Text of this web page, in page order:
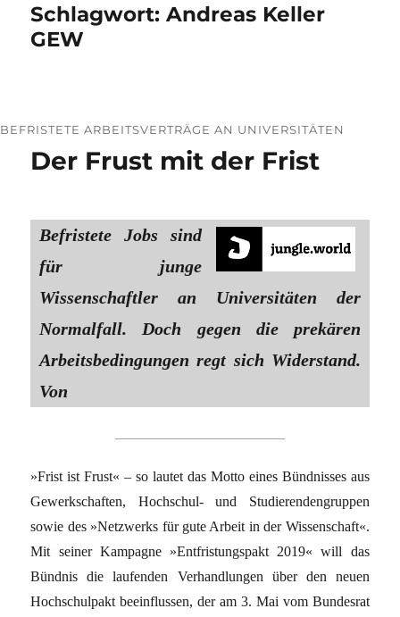
Schlagwort:Andreas Keller
GEW
BEFRISTETE ARBEITSVERTRÄGE AN UNIVERSITÄTEN
Der Frust mit der Frist
Befristete Jobs sind
für junge
Wissenschaftler an Universitäten der
Normalfall. Doch gegen die prekären
Arbeitsbedingungen regt sich Widerstand.
Von
»Frist ist Frust« – so lautet das Motto eines Bündnisses aus
Gewerkschaften, Hochschul- und Studierendengruppen
sowie des »Netzwerks für gute Arbeit in der Wissenschaft«.
Mit seiner Kampagne »Entfristungspakt 2019« will das
Bündnis die laufenden Verhandlungen über den neuen
Hochschulpakt beeinflussen, der am 3. Mai vom Bundesrat